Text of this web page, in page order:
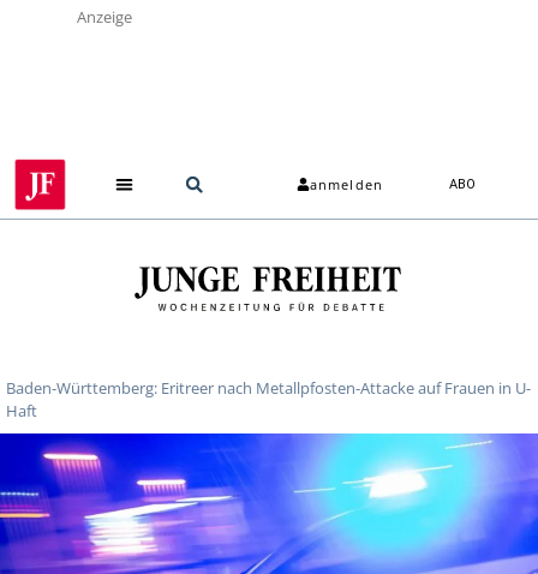
Anzeige
anmelden ABO
Baden-Württemberg: Eritreer nach Metallpfosten-Attacke auf Frauen in U-
Haft